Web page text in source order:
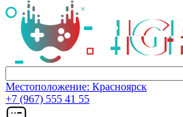
Местоположение: Красноярск
+7 (967) 555 41 55